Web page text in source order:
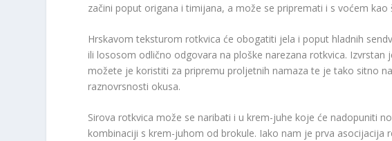
začini poput origana i timijana, a može se pripremati i s voćem kao
Hrskavom teksturom rotkvica će obogatiti jela i poput hladnih
ili lososom odlično odgovara na ploške narezana rotkvica.
možete je koristiti za pripremu proljetnih namaza te je tako sitno
raznovrsnosti okusa.
Sirova rotkvica može se naribati i u krem-juhe koje će nadopuniti
kombinaciji s krem-juhom od brokule. Iako nam je prva asocijacija